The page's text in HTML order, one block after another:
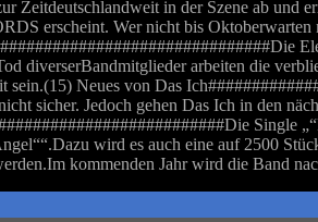
Zeitdeutschlandweit in der Szene ab
erscheint. Wer nicht bis
diverserBandmitglieder arbeiten die
sein.(15) Neues von Das
sicher. Jedoch gehen Das Ich in den
Single
wird es auch eine auf 2500
kommenden Jahr wird die Band